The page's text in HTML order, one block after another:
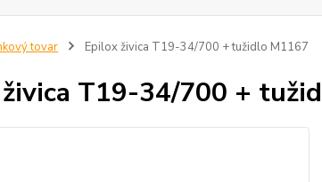
tovar Epilox živica T19-34/700 + tužidlo M1167
T19-34/700 +